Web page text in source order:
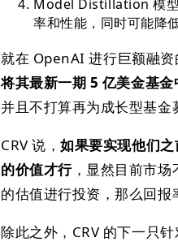
Model Distillation 模型
率和性能，同时可能降
就在 OpenAI 进行巨额融
将其最新一期 5 亿美金基
并且不打算再为成长型基金
CRV 说，如果要实现他们
的价值才行，显然目前市场
的估值进行投资，那么回
除此之外，CRV 的下一只